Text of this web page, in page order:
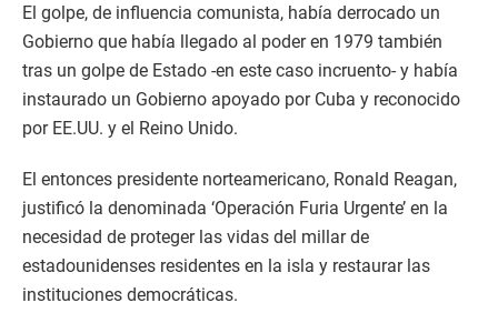
El golpe, de influencia comunista, había derrocado un
Gobierno que había llegado al poder en 1979 también
tras un golpe de Estado -en este caso incruento- y había
instaurado un Gobierno apoyado por Cuba y reconocido
por EE.UU. y el Reino Unido.
El entonces presidente norteamericano, Ronald Reagan,
justificó la denominada ‘Operación Furia Urgente’ en la
necesidad de proteger las vidas del millar de
estadounidenses residentes en la isla y restaurar las
instituciones democráticas.